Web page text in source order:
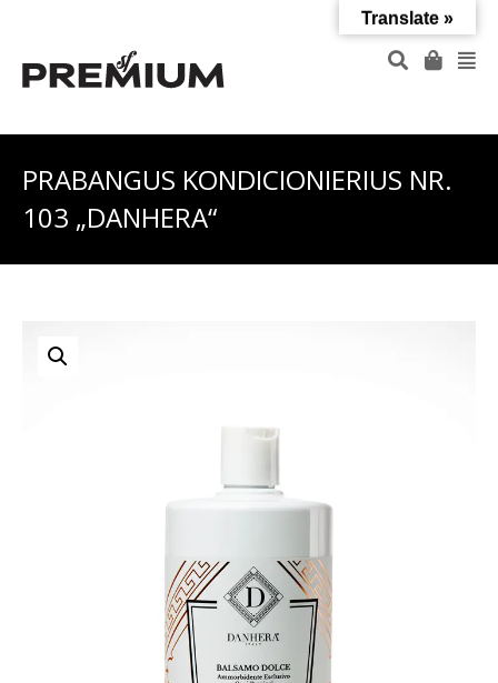
PRABANGUS KONDICIONIERIUS NR.
103 „DANHERA“
Translate »